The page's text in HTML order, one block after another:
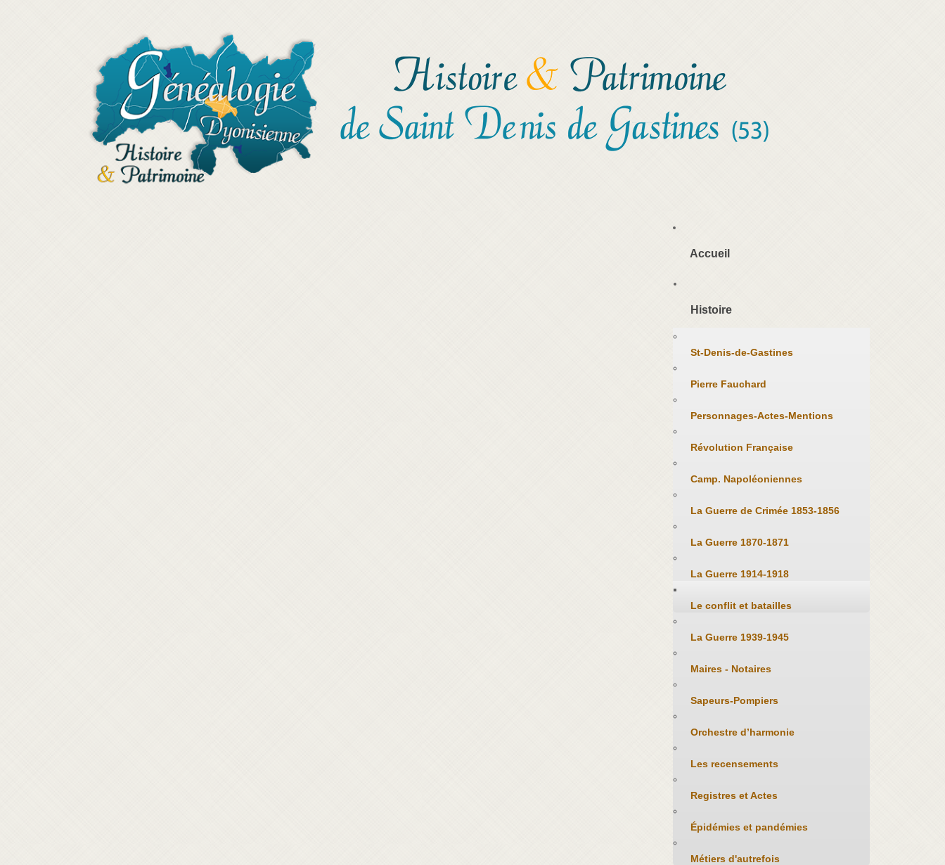
Accueil
Histoire
St-Denis-de-Gastines
Pierre Fauchard
Personnages-Actes-Mentions
Révolution Française
Camp. Napoléoniennes
La Guerre de Crimée 1853-1856
La Guerre 1870-1871
La Guerre 1914-1918
Le conflit et batailles
La Guerre 1939-1945
Maires - Notaires
Sapeurs-Pompiers
Orchestre d’harmonie
Les recensements
Registres et Actes
Épidémies et pandémies
Métiers d'autrefois